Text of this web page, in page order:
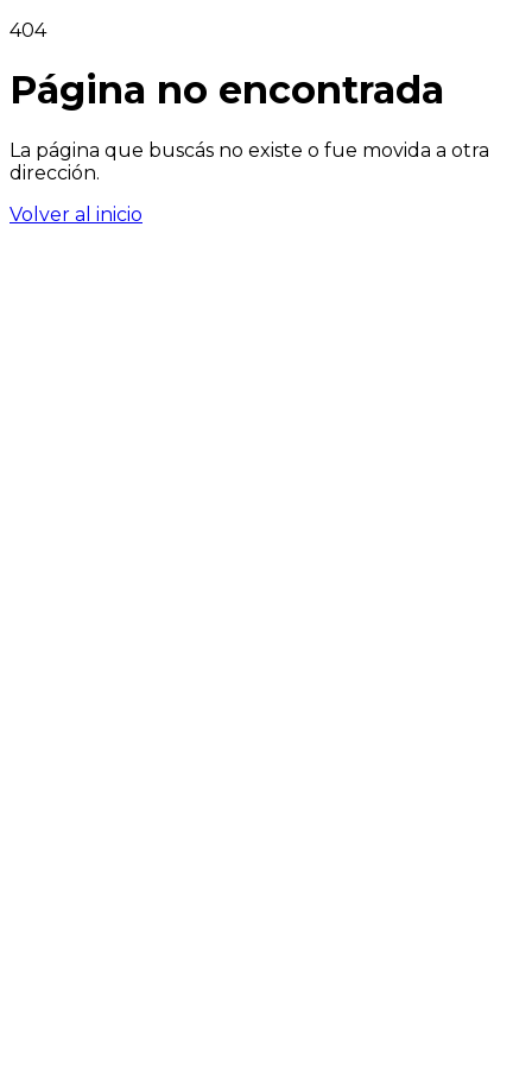
404
Página no encontrada
La página que buscás no existe o fue movida a otra
dirección.
Volver al inicio